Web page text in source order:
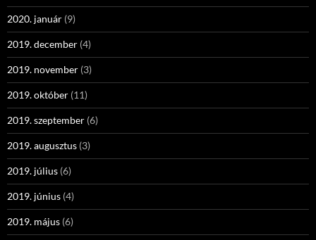
2020. január (9)
2019. december (4)
2019. november (3)
2019. október (11)
2019. szeptember (6)
2019. augusztus (3)
2019. július (6)
2019. június (4)
2019. május (6)